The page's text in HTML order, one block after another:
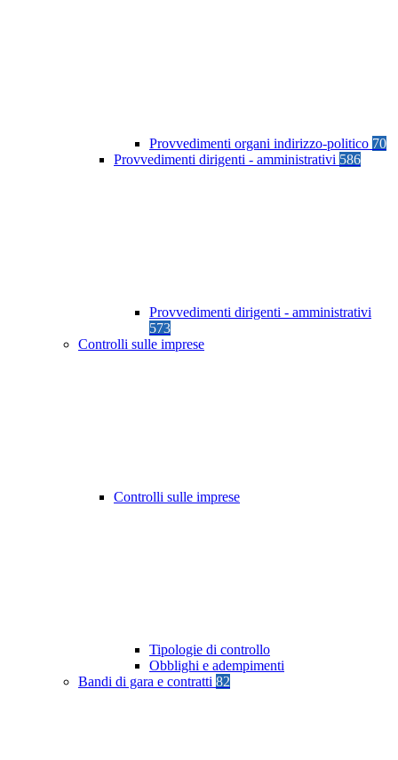
Provvedimenti organi indirizzo-politico 70
Provvedimenti dirigenti - amministrativi 586
Provvedimenti dirigenti - amministrativi
573
Controlli sulle imprese
Controlli sulle imprese
Tipologie di controllo
Obblighi e adempimenti
Bandi di gara e contratti 82